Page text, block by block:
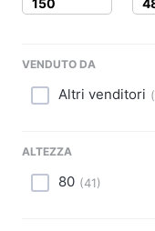
Motori
VENDUTO DA
Altri venditori (
ALTEZZA
80 (41)